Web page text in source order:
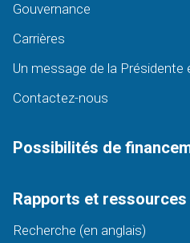
Gouvernance
Carrières
Un message de la Présidente
Contactez-nous
Possibilités de
Rapports et ressources
Recherche (en anglais)